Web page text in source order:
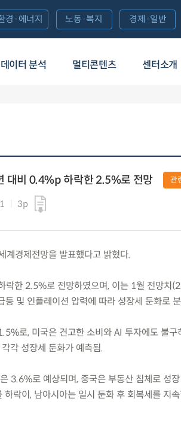
데이터 분석 멀티콘텐츠 센터소개
경·에너지 노동·복지 경제·일반
대비 0.4%p 하락한 2.5%로 전망
3p
관
경제전망을 발표했다고 밝혔다.
한 2.5%로 전망하였으며, 이는 1월 전망치
및 인플레이션 압력에 따라 성장세 둔화로
로, 미국은 견고한 소비와 AI 투자에도 불구
각 성장세 둔화가 예측됨.
3.6%로 예상되며, 중국은 부동산 침체로 성
락이, 남아시아는 일시 둔화 후 회복세를 지